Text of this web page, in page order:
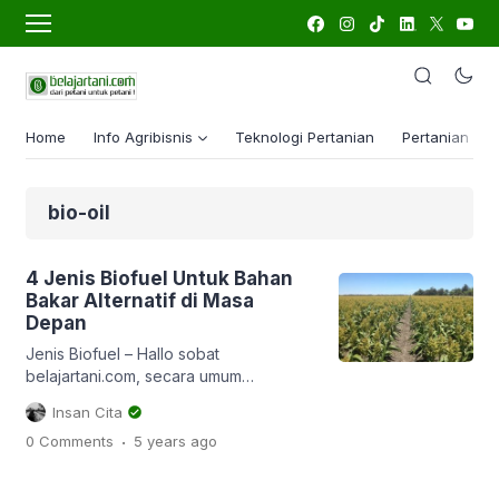
Home Info Agribisnis Teknologi Pertanian Pertanian
bio-oil
4 Jenis Biofuel Untuk Bahan
Bakar Alternatif di Masa
Depan
Jenis Biofuel – Hallo sobat
belajartani.com, secara umum
komoditas pertanian itu mempunyai 3
peran utama yaitu sebagai pangan,
pakan dan energi. Pangan berarti
Insan Cita
0 Comments . 5 years ago